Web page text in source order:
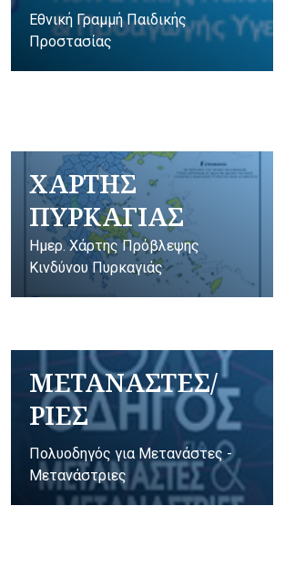
Εθνική Γραμμή Παιδικής
Προστασίας
ΧΑΡΤΗΣ
ΠΥΡΚΑΓΙΑΣ
Ημερ. Χάρτης Πρόβλεψης
Κινδύνου Πυρκαγιάς
ΜΕΤΑΝΑΣΤΕΣ/
ΡΙΕΣ
Πολυοδηγός για Μετανάστες -
Μετανάστριες